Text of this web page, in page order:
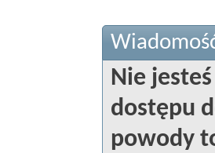
Nie
dostępu
powody